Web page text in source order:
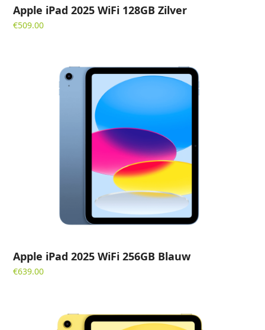
Apple iPad 2025 WiFi 128GB Zilver
€509.00
Apple iPad 2025 WiFi 256GB Blauw
€639.00